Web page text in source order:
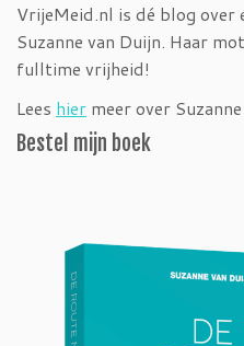
VrijeMeid.nl is dé blog over
Suzanne van Duijn. Haar
fulltime vrijheid!
Lees hier meer over
Bestel mijn boek